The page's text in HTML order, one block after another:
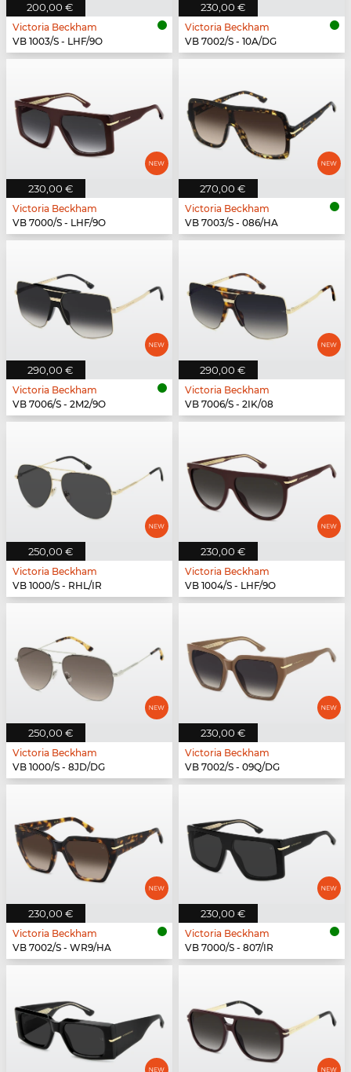
200,00 €
Victoria Beckham
VB 1003/S - LHF/9O
230,00 €
Victoria Beckham
VB 7002/S - 10A/DG
230,00 €
Victoria Beckham
VB 7000/S - LHF/9O
270,00 €
Victoria Beckham
VB 7003/S - 086/HA
290,00 €
Victoria Beckham
VB 7006/S - 2M2/9O
290,00 €
Victoria Beckham
VB 7006/S - 2IK/08
250,00 €
Victoria Beckham
VB 1000/S - RHL/IR
230,00 €
Victoria Beckham
VB 1004/S - LHF/9O
250,00 €
Victoria Beckham
VB 1000/S - 8JD/DG
230,00 €
Victoria Beckham
VB 7002/S - 09Q/DG
230,00 €
Victoria Beckham
VB 7002/S - WR9/HA
230,00 €
Victoria Beckham
VB 7000/S - 807/IR